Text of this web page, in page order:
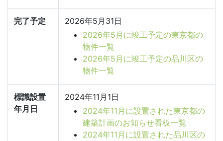
完了予定
2026年5月31日
2026年5月に竣工予定の東京都の
物件一覧
2026年5月に竣工予定の品川区の
物件一覧
標識設置
年月日
2024年11月1日
2024年11月に設置された東京都の
建築計画のお知らせ看板一覧
2024年11月に設置された品川区の